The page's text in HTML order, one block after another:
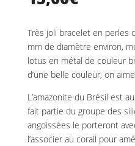
Très joli bracelet en perles
mm de diamètre environ,
lotus en métal de couleur
d’une belle couleur, on
L’amazonite du Brésil est
fait partie du groupe des
angoissées le porteront
l’associer au corail pour